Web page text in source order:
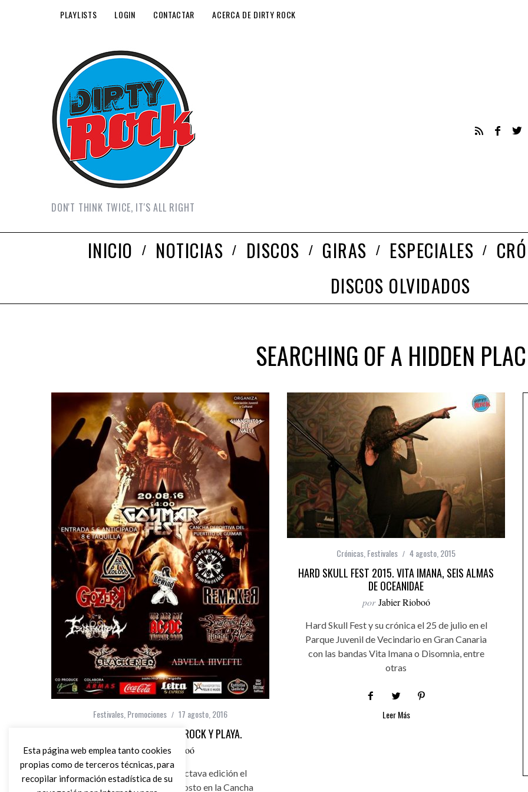
PLAYLISTS LOGIN CONTACTAR ACERCA DE DIRTY ROCK
DON'T THINK TWICE, IT'S ALL RIGHT
INICIO NOTICIAS DISCOS GIRAS ESPECIALES
DISCOS OLVIDADOS
SEARCHING OF A HIDDEN
Festivales Promociones 17 agosto, 2016
GOYMAR FEST, OCTAVA DE ROCK Y PLAYA.
por Jabier Rioboó
Goymar Fest celebrará su octava edición el
próximo sábado día 20 de agosto en la Cancha
Crónicas Festivales 4 agosto, 2015
HARD SKULL FEST 2015. VITA IMANA, SEIS ALMAS
DE OCEANIDAE
por Jabier Rioboó
Hard Skull Fest y su crónica el 25 de julio en el
Parque Juvenil de Vecindario en Gran Canaria
con las bandas Vita Imana o Disomnia, entre
otras
Leer Más
Esta página web emplea tanto cookies
propias como de terceros técnicas, para
recopilar información estadística de su